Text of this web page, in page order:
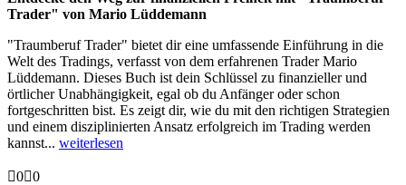
Trader" von Mario Lüddemann
"Traumberuf Trader" bietet dir eine umfassende Einführung in die
Welt des Tradings, verfasst von dem erfahrenen Trader Mario
Lüddemann. Dieses Buch ist dein Schlüssel zu finanzieller und
örtlicher Unabhängigkeit, egal ob du Anfänger oder schon
fortgeschritten bist. Es zeigt dir, wie du mit den richtigen Strategien
und einem disziplinierten Ansatz erfolgreich im Trading werden
kannst... weiterlesen
Anklicken
0 Anklicken
0